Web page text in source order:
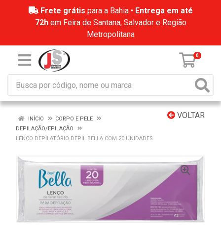
Frete grátis para a Bahia • Entrega em até
72hem Feira de Santana, Salvador e Região
Metropolitana
0
VOLTAR
INÍCIO
CORPO E PELE
DEPILAÇÃO/EPILAÇÃO
LENÇO DEPILATÓRIO DEPIL BELLA COM 20 UNIDADES